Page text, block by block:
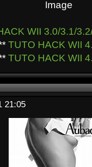
WII 3.0/3.1/
TUTO HACK WII
TUTO HACK WII
21:05